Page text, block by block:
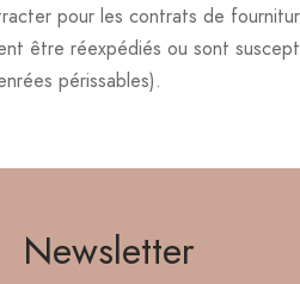
pour les contrats de
être réexpédiés ou sont
périssables).
Newsletter